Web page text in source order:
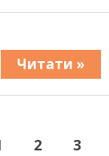
Читати »
2 3